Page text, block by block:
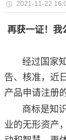
2021-11-22
再获一证！我
经过国家
告、核准，近
产品申请注册
商标是知
业的无形资产